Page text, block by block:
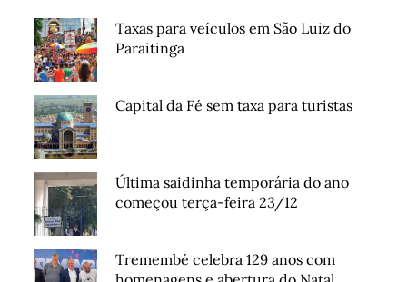
Taxas para veículos em São Luiz do
Paraitinga
Capital da Fé sem taxa para turistas
Última saidinha temporária do ano
começou terça-feira 23/12
Tremembé celebra 129 anos com